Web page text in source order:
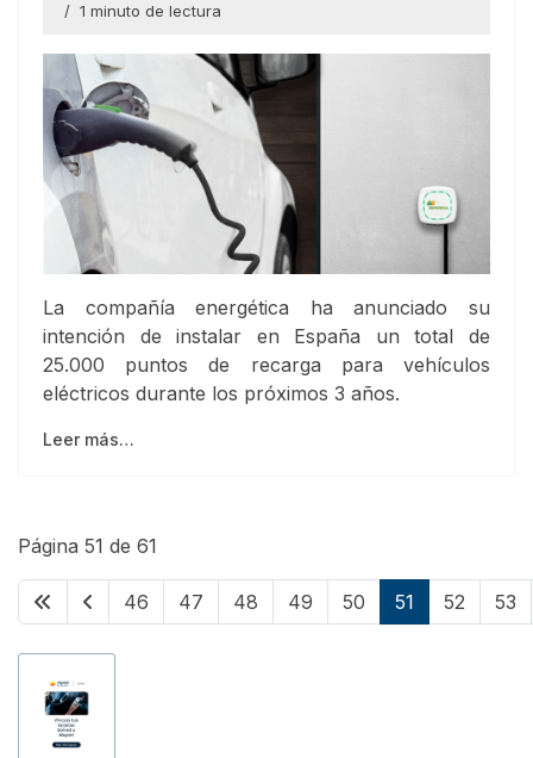
1 minuto de lectura
La compañía energética ha anunciado su
intención de instalar en España un total de
25.000 puntos de recarga para vehículos
eléctricos durante los próximos 3 años.
Leer más…
Página 51 de 61
46 47 48 49 50 51 52 53